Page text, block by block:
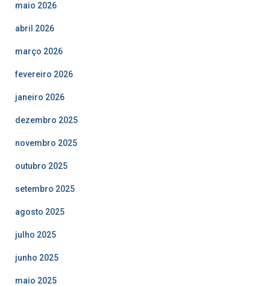
maio 2026
abril 2026
março 2026
fevereiro 2026
janeiro 2026
dezembro 2025
novembro 2025
outubro 2025
setembro 2025
agosto 2025
julho 2025
junho 2025
maio 2025